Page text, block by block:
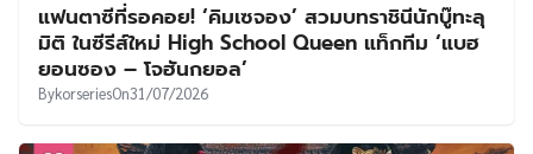
แฟนตาซีที่รอคอย! ‘คิมเซจอง’ สวมบทราชินีนักบู๊ทะลุ
มิติ ในซีรีส์ใหม่ High School Queen แท็กทีม ‘แบฮ
ยอนซอง – โจฮันกยอล’
BykorseriesOn31/07/2026